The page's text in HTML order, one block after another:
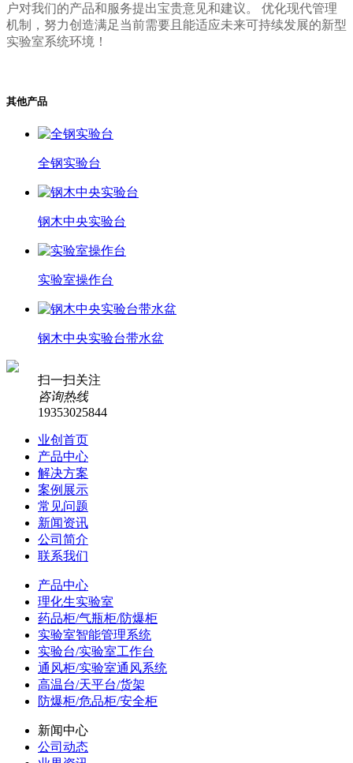
户对我们的产品和服务提出宝贵意见和建议。 优化现代管理
机制，努力创造满足当前需要且能适应未来可持续发展的新型
实验室系统环境！
其他产品
全钢实验台
钢木中央实验台
实验室操作台
钢木中央实验台带水盆
扫一扫关注
咨询热线
19353025844
业创首页
产品中心
解决方案
案例展示
常见问题
新闻资讯
公司简介
联系我们
产品中心
理化生实验室
药品柜/气瓶柜/防爆柜
实验室智能管理系统
实验台/实验室工作台
通风柜/实验室通风系统
高温台/天平台/货架
防爆柜/危品柜/安全柜
新闻中心
公司动态